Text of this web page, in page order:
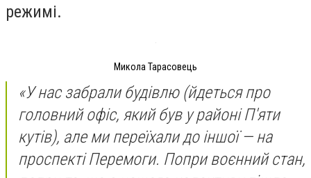
режимі.
Микола Тарасовець
«У нас забрали будівлю (йдеться про
головний офіс, який був у районі П'яти
кутів), але ми переїхали до іншої — на
проспекті Перемоги. Попри воєнний стан,